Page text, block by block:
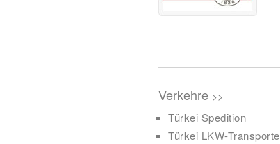
Verkehre >>
Türkei Spedition
Türkei LKW-Transporte